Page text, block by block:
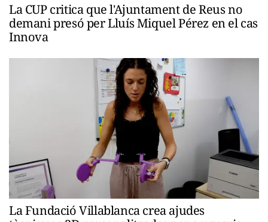
La CUP critica que l'Ajuntament de Reus no
demani presó per Lluís Miquel Pérez en el cas
Innova
La Fundació Villablanca crea ajudes